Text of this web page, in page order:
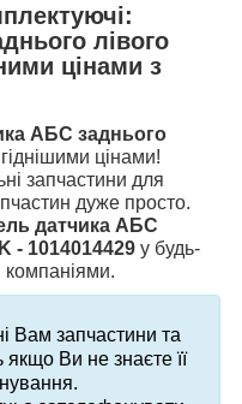
лівого
цінами з
АБС заднього
цінами!
запчастини для
дуже просто.
датчика АБС
- 1014014429 у будь-
компаніями.
Вам запчастини та
якщо Ви не знаєте її